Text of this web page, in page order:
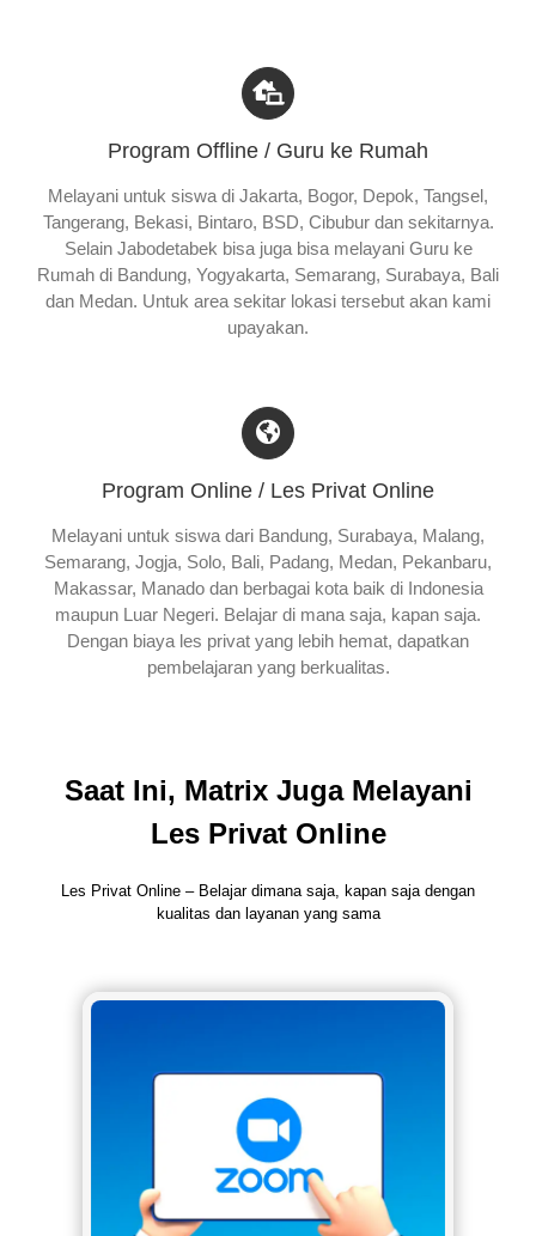
Program Offline / Guru ke Rumah
Melayani untuk siswa di Jakarta, Bogor, Depok, Tangsel,
Tangerang, Bekasi, Bintaro, BSD, Cibubur dan sekitarnya.
Selain Jabodetabek bisa juga bisa melayani Guru ke
Rumah di Bandung, Yogyakarta, Semarang, Surabaya, Bali
dan Medan. Untuk area sekitar lokasi tersebut akan kami
upayakan.
Program Online / Les Privat Online
Melayani untuk siswa dari Bandung, Surabaya, Malang,
Semarang, Jogja, Solo, Bali, Padang, Medan, Pekanbaru,
Makassar, Manado dan berbagai kota baik di Indonesia
maupun Luar Negeri. Belajar di mana saja, kapan saja.
Dengan biaya les privat yang lebih hemat, dapatkan
pembelajaran yang berkualitas.
Saat Ini, Matrix Juga Melayani
Les Privat Online
Les Privat Online – Belajar dimana saja, kapan saja dengan
kualitas dan layanan yang sama